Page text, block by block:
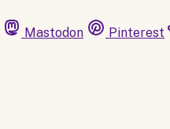
Mastodon Pinterest